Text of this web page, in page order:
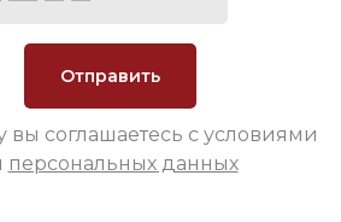
вы соглашаетесь с условиями
персональных данных